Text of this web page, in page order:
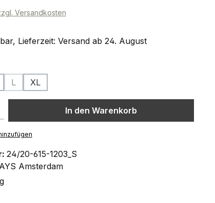
Versandkosten
Lieferzeit: Versand ab 24. August
zurzeit nicht verfügbar.)
L
(Diese Option ist zurzeit nicht verfügbar.)
XL
den gewünschten Wert ein oder benutze die Schaltflächen
In den Warenkorb
24/20-615-1203_S
Amsterdam